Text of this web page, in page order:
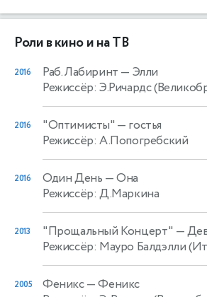
Роли в кино и на ТВ
2016 Раб. Лабиринт — Элли
Режиссёр: Э.Ричардс
2016 "Оптимисты" — гостья
Режиссёр: А.Попогребский
2016 Один День — Она
Режиссёр: Д.Маркина
2013 "Прощальный Концерт" —
Режиссёр: Мауро Балдэлли
2005 Феникс— Феникс